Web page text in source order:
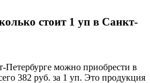
стоит 1 уп в Санкт-
Петербурге можно приобрести в
382 руб. за 1 уп. Это продукция